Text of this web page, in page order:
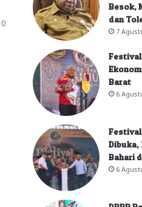
0
Besok,
dan
7
Barat
6
Dibuka,
Bahari
6